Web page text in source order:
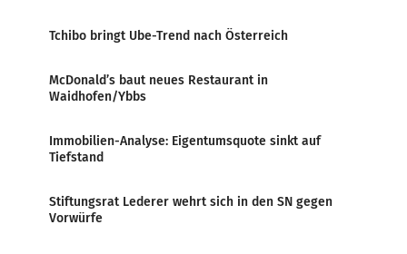
Tchibo bringt Ube-Trend nach Österreich
McDonald’s baut neues Restaurant in
Waidhofen/Ybbs
Immobilien-Analyse: Eigentumsquote sinkt auf
Tiefstand
Stiftungsrat Lederer wehrt sich in den SN gegen
Vorwürfe